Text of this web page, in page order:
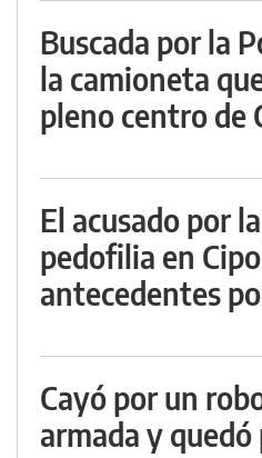
Buscada por la
la camioneta
pleno centro de
El acusado por
pedofilia en
antecedentes
Cayó por un
armada y quedó